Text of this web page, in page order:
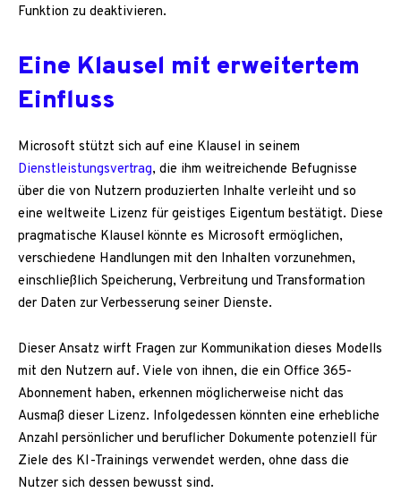
Funktion zu deaktivieren.
Eine Klausel mit erweitertem
Einfluss
Microsoft stützt sich auf eine Klausel in seinem
Dienstleistungsvertrag, die ihm weitreichende Befugnisse
über die von Nutzern produzierten Inhalte verleiht und so
eine weltweite Lizenz für geistiges Eigentum bestätigt. Diese
pragmatische Klausel könnte es Microsoft ermöglichen,
verschiedene Handlungen mit den Inhalten vorzunehmen,
einschließlich Speicherung, Verbreitung und Transformation
der Daten zur Verbesserung seiner Dienste.
Dieser Ansatz wirft Fragen zur Kommunikation dieses Modells
mit den Nutzern auf. Viele von ihnen, die ein Office 365-
Abonnement haben, erkennen möglicherweise nicht das
Ausmaß dieser Lizenz. Infolgedessen könnten eine erhebliche
Anzahl persönlicher und beruflicher Dokumente potenziell für
Ziele des KI-Trainings verwendet werden, ohne dass die
Nutzer sich dessen bewusst sind.